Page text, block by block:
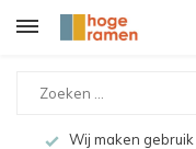
Wij maken